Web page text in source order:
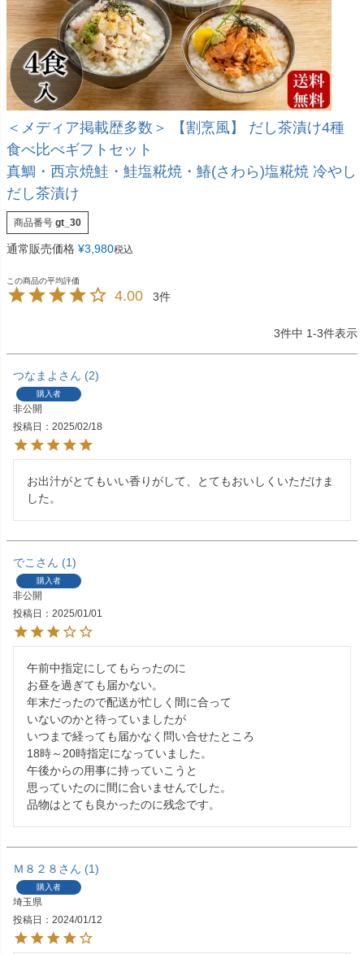
＜メディア掲載歴多数＞ 【割烹風】 だし茶漬け4種
食べ比べギフトセット
真鯛・西京焼鮭・鮭塩糀焼・鰆(さわら)塩糀焼 冷やし
だし茶漬け
商品番号 gt_30
通常販売価格 ¥3,980税込
4.00 3
3件中 1-3件表示
つなまよ 2
購入者
非公開
投稿日
2025/02/18
お出汁がとてもいい香りがして、とてもおいしくいただけま
した。
でこ 1
購入者
非公開
投稿日
2025/01/01
午前中指定にしてもらったのに
お昼を過ぎても届かない。
年末だったので配送が忙しく間に合って
いないのかと待っていましたが
いつまで経っても届かなく問い合せたところ
18時～20時指定になっていました。
午後からの用事に持っていこうと
思っていたのに間に合いませんでした。
品物はとても良かったのに残念です。
Ｍ８２８ 1
購入者
埼玉県
投稿日
2024/01/12